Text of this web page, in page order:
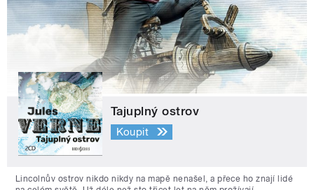
Tajuplný ostrov
Koupit
Lincolnův ostrov nikdo nikdy na mapě nenašel, a přece ho znají lidé